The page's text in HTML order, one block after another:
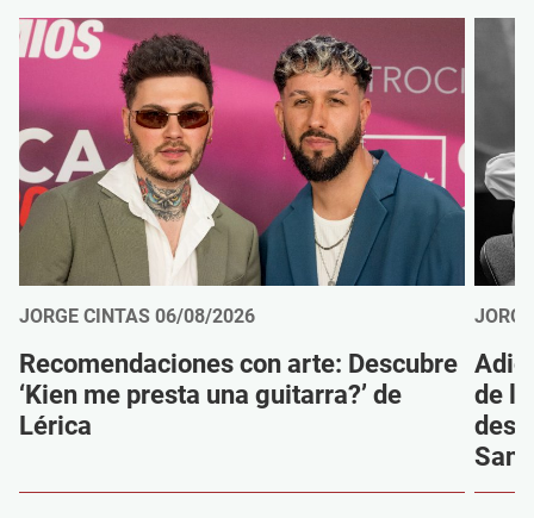
JORGE CINTAS 06/08/2026
Recomendaciones con arte: Descubre
‘Kien me presta una guitarra?’ de
Lérica
de
Sanz